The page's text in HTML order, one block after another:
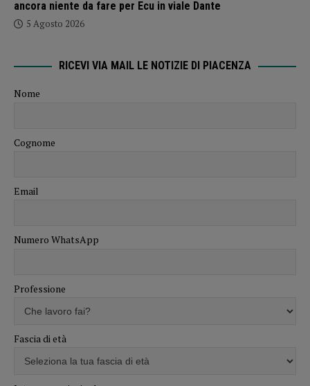
ancora niente da fare per Ecu in viale Dante
5 Agosto 2026
RICEVI VIA MAIL LE NOTIZIE DI PIACENZA
Nome
Cognome
Email
Numero WhatsApp
Professione
Fascia di età